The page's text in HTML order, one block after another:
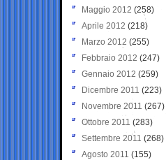
Maggio 2012 (258)
Aprile 2012 (218)
Marzo 2012 (255)
Febbraio 2012 (247)
Gennaio 2012 (259)
Dicembre 2011 (223)
Novembre 2011 (267)
Ottobre 2011 (283)
Settembre 2011 (268)
Agosto 2011 (155)